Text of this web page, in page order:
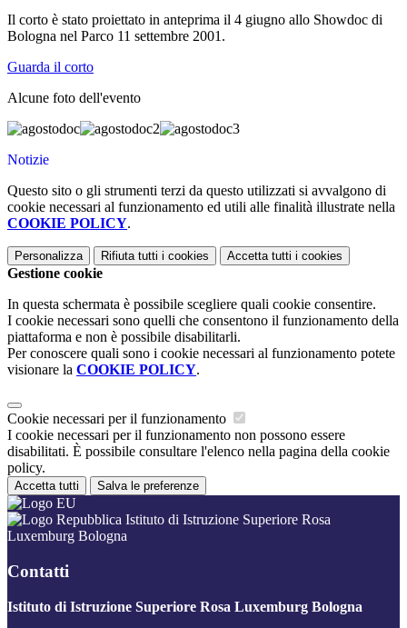
Il corto è stato proiettato in anteprima il 4 giugno allo Showdoc di
Bologna nel Parco 11 settembre 2001.
Guarda il corto
Alcune foto dell'evento
Notizie
Questo sito o gli strumenti terzi da questo utilizzati si avvalgono di
cookie necessari al funzionamento ed utili alle finalità illustrate nella
COOKIE POLICY.
Personalizza Rifiuta tutti i cookies Accetta tutti i cookies
Gestione cookie
In questa schermata è possibile scegliere quali cookie consentire.
I cookie necessari sono quelli che consentono il funzionamento della
piattaforma e non è possibile disabilitarli.
Per conoscere quali sono i cookie necessari al funzionamento potete
visionare la COOKIE POLICY.
Cookie necessari per il funzionamento
I cookie necessari per il funzionamento non possono essere
disabilitati. È possibile consultare l'elenco nella pagina della cookie
policy.
Accetta tutti Salva le preferenze
Istituto di Istruzione Superiore Rosa
Luxemburg Bologna
Contatti
Istituto di Istruzione Superiore Rosa Luxemburg Bologna